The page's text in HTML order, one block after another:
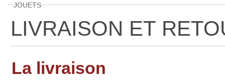
JOUETS
LIVRAISON ET
La livraison